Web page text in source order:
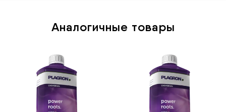
Аналогичные товары